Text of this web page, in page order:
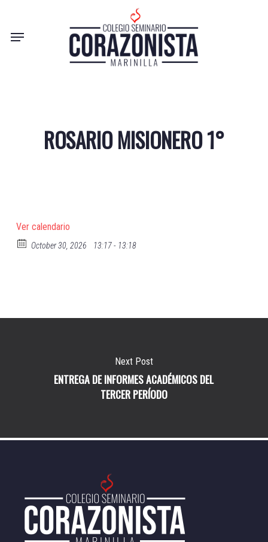
mainMenu
ROSARIO MISIONERO 1°
Ver calendario
October 30, 2026 13:17 - 13:18
Next Post
ENTREGA DE INFORMES ACADÉMICOS DEL
TERCER PERÍODO